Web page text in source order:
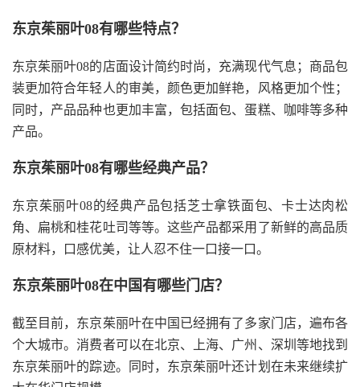
东京茱丽叶08有哪些特点？
东京茱丽叶08的店面设计简约时尚，充满现代气息；商品包
装更加符合年轻人的审美，颜色更加鲜艳，风格更加个性；
同时，产品品种也更加丰富，包括面包、蛋糕、咖啡等多种
产品。
东京茱丽叶08有哪些经典产品？
东京茱丽叶08的经典产品包括芝士拿铁面包、卡士达肉松
角、扁桃和桂花吐司等等。这些产品都采用了新鲜的高品质
原材料，口感优美，让人忍不住一口接一口。
东京茱丽叶08在中国有哪些门店？
截至目前，东京茱丽叶在中国已经拥有了多家门店，遍布各
个大城市。消费者可以在北京、上海、广州、深圳等地找到
东京茱丽叶的踪迹。同时，东京茱丽叶还计划在未来继续扩